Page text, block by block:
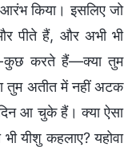
किया। इसलिए जो
पीते हैं, और अभी भी
कुछ करते हैं—क्या तुम
तुम अतीत में नहीं अटक
आ चुके हैं। क्या ऐसा
यीशु कहलाए? यहोवा